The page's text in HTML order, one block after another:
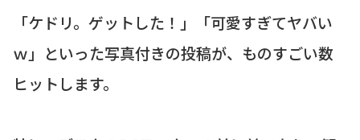
「ケドリ。ゲットした！」「可愛すぎてヤバい
ｗ」といった写真付きの投稿が、ものすごい数
ヒットします。